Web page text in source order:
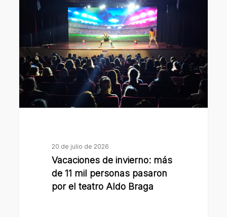
más
de
11
mil
personas
pasaron
20 de julio de 2026
Vacaciones de invierno: más
de 11 mil personas pasaron
por el teatro Aldo Braga